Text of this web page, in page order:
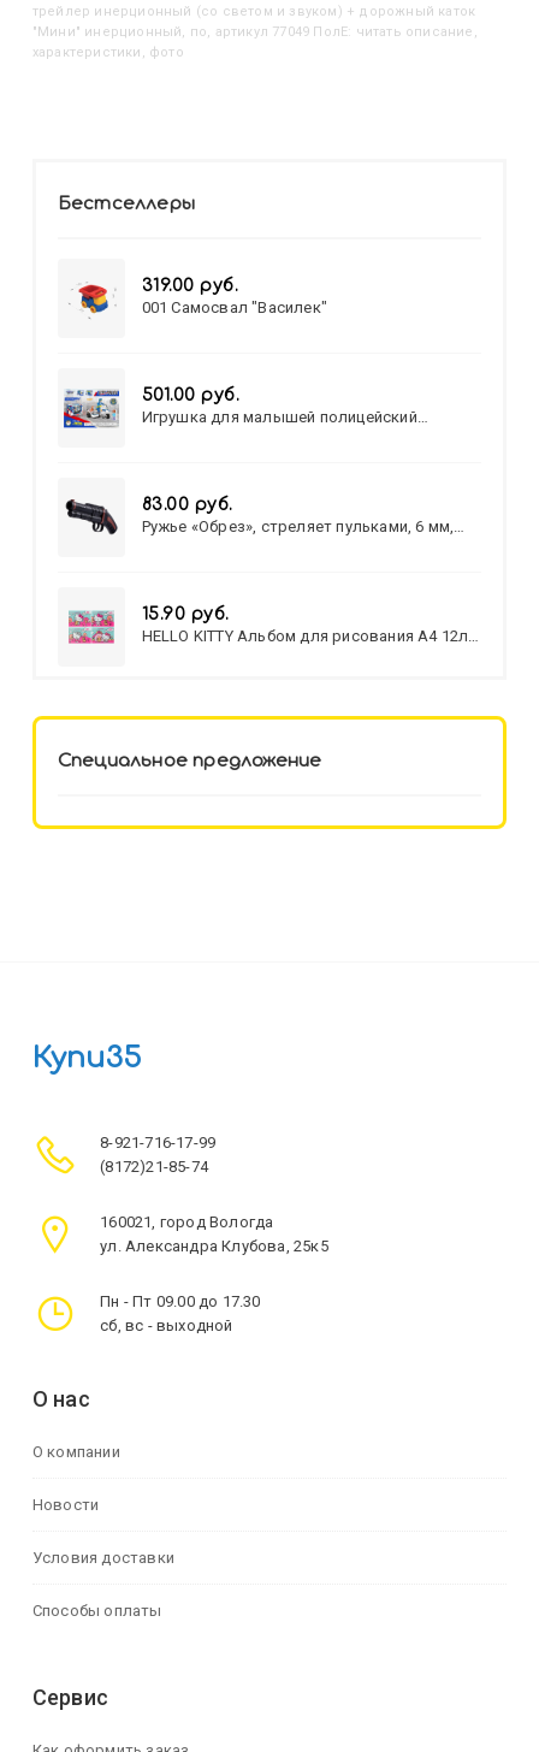
трейлер инерционный (со светом и звуком) + дорожный каток
"Мини" инерционный, по, артикул 77049 ПолЕ: читать описание,
характеристики, фото
Бестселлеры
319.00 руб.
001 Самосвал "Василек"
501.00 руб.
Игрушка для малышей полицейский
83.00 руб.
Ружье «Обрез», стреляет пульками, 6 мм,
15.90 руб.
HELLO KITTY Альбом для рисования А4 12л.
Специальное предложение
Купи35
8-921-716-17-99
(8172)21-85-74
160021, город Вологда
ул. Александра Клубова, 25к5
Пн - Пт 09.00 до 17.30
сб, вс - выходной
О нас
О компании
Новости
Условия доставки
Способы оплаты
Сервис